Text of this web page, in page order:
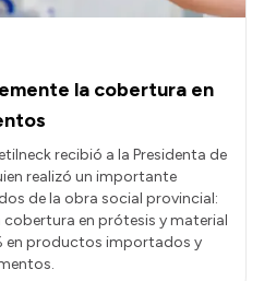
la cobertura en
recibió a la Presidenta de
realizó un importante
de la obra social provincial:
en prótesis y material
en productos importados y